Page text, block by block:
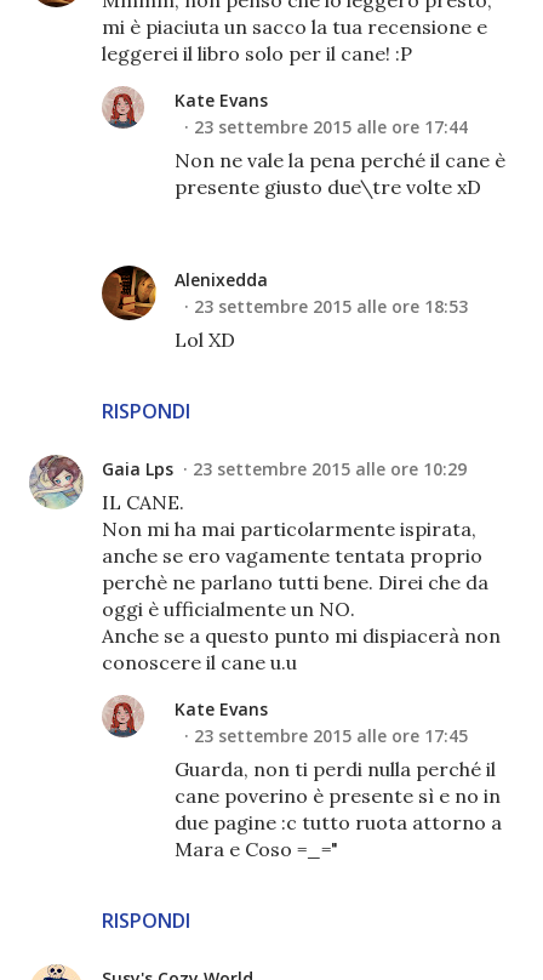
mi è piaciuta un sacco la tua recensione e
leggerei il libro solo per il cane! :P
RISPONDI
Kate Evans
23 settembre 2015 alle ore 17:44
Non ne vale la pena perché il cane è
presente giusto due\tre volte xD
Alenixedda
23 settembre 2015 alle ore 18:53
Lol XD
Gaia Lps 23 settembre 2015 alle ore 10:29
IL CANE.
Non mi ha mai particolarmente ispirata,
anche se ero vagamente tentata proprio
perchè ne parlano tutti bene. Direi che da
oggi è ufficialmente un NO.
Anche se a questo punto mi dispiacerà non
conoscere il cane u.u
RISPONDI
Kate Evans
23 settembre 2015 alle ore 17:45
Guarda, non ti perdi nulla perché il
cane poverino è presente sì e no in
due pagine :c tutto ruota attorno a
Mara e Coso =_="